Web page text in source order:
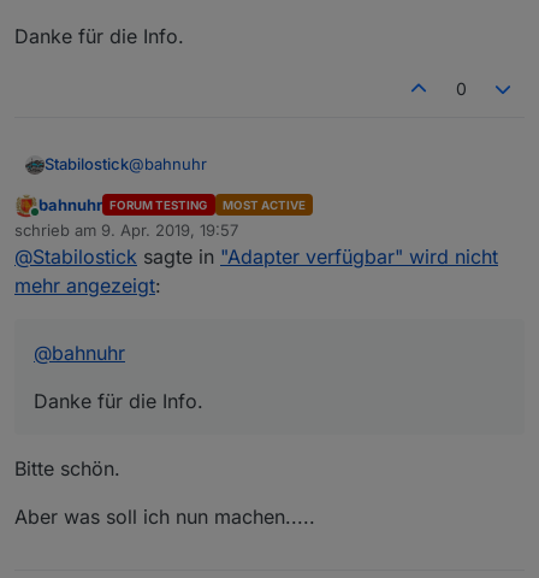
Danke für die Info.
0
Stabilostick@bahnuhr
Danke für die Info.
Online
bahnuhr FORUM TESTING MOST ACTIVE
schrieb am 9. Apr. 2019, 19:57
zuletzt editiert von
@Stabilostick sagte in "Adapter verfügbar" wird nicht
mehr angezeigt:
@bahnuhr
Danke für die Info.
Bitte schön.
Aber was soll ich nun machen.....